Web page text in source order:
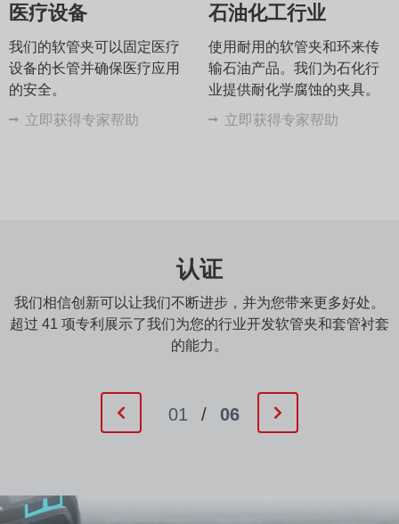
医疗设备
我们的软管夹可以固定医疗
设备的长管并确保医疗应用
的安全。
立即获得专家帮助
石油化工行业
使用耐用的软管夹和环来传
输石油产品。我们为石化行
业提供耐化学腐蚀的夹具。
立即获得专家帮助
认证
我们相信创新可以让我们不断进步，并为您带来更多好处。
超过 41 项专利展示了我们为您的行业开发软管夹和套管衬套
的能力。
01 / 06